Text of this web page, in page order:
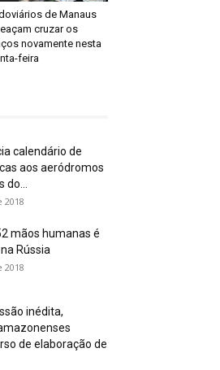
de Manaus
cruzar os
novamente nesta
feira
calendário de
aos aeródromos
do...
2018
mãos humanas é
Rússia
2018
inédita,
de elaboração de